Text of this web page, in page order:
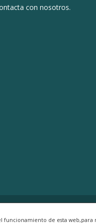
funcionamiento de esta web,para
con nosotros.